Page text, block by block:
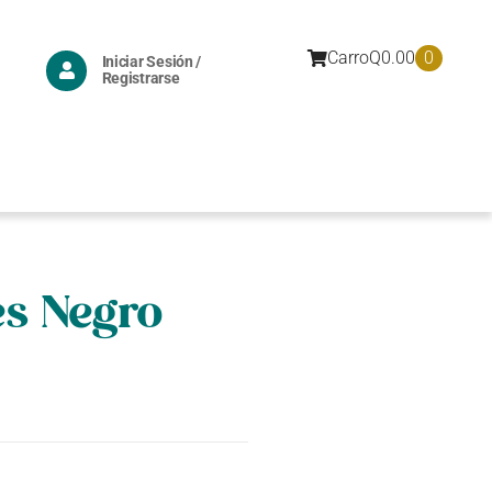
CarroQ0.00 0
Iniciar Sesión /
Registrarse
Negro